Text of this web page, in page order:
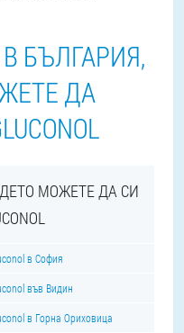
БЪЛГАРИЯ,
ДА
МОЖЕТЕ ДА СИ
в София
във Видин
в Горна Ориховица